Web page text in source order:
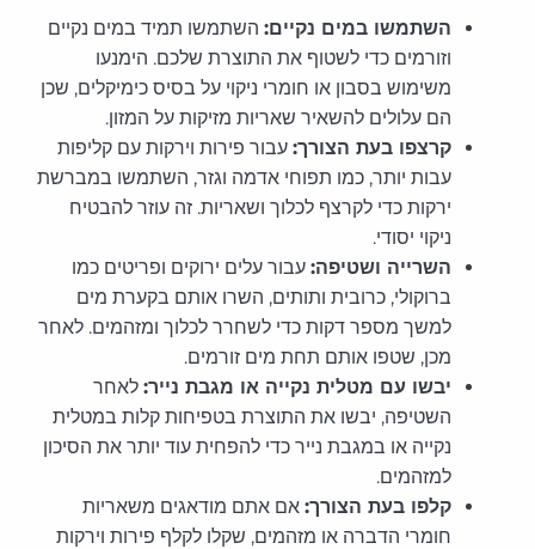
השתמשו במים נקיים:השתמשו תמיד במים נקיים
וזורמים כדי לשטוף את התוצרת שלכם. הימנעו
משימוש בסבון או חומרי ניקוי על בסיס כימיקלים, שכן
הם עלולים להשאיר שאריות מזיקות על המזון.
קרצפו בעת הצורך:עבור פירות וירקות עם קליפות
עבות יותר, כמו תפוחי אדמה וגזר, השתמשו במברשת
ירקות כדי לקרצף לכלוך ושאריות. זה עוזר להבטיח
ניקוי יסודי.
השרייה ושטיפה:עבור עלים ירוקים ופריטים כמו
ברוקולי, כרובית ותותים, השרו אותם בקערת מים
למשך מספר דקות כדי לשחרר לכלוך ומזהמים. לאחר
מכן, שטפו אותם תחת מים זורמים.
יבשו עם מטלית נקייה או מגבת נייר:לאחר
השטיפה, יבשו את התוצרת בטפיחות קלות במטלית
נקייה או במגבת נייר כדי להפחית עוד יותר את הסיכון
למזהמים.
קלפו בעת הצורך:אם אתם מודאגים משאריות
חומרי הדברה או מזהמים, שקלו לקלף פירות וירקות